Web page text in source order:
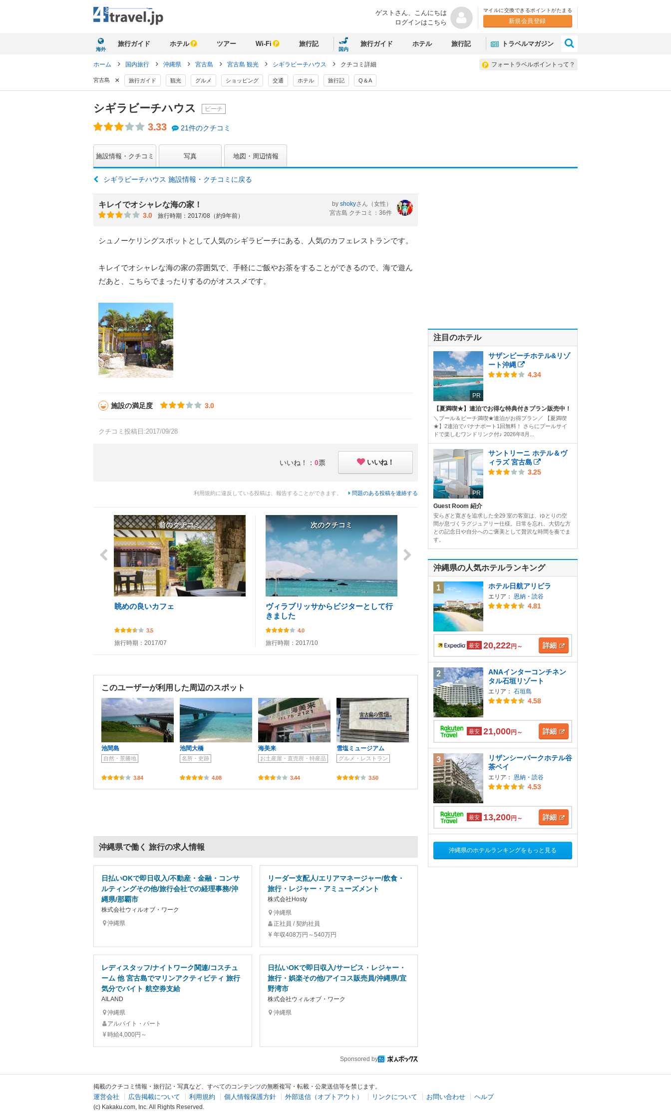
ゲストさん、 こんにちは
ログインはこちら
マイルに交換できるポイントがたまる
新規会員登録
海外
旅行ガイド ホテル ツアー Wi-Fi 旅行記
国内
旅行ガイド ホテル 旅行記 トラベルマガジン
フォートラベルポイントって？
ホーム 国内旅行 沖縄県 宮古島 宮古島 観光 シギラビーチハウス クチコミ詳細
宮古島 × 旅行ガイド 観光 グルメ ショッピング 交通 ホテル 旅行記 Q＆A
シギラビーチハウス ビーチ
3.33 21件のクチコミ
施設情報・クチコミ 写真 地図・周辺情報
シギラビーチハウス 施設情報・クチコミに戻る
キレイでオシャレな海の家！
3.0 旅行時期：2017/08（約9年前）
by shokyさん （女性）
宮古島 クチコミ：36件
シュノーケリングスポットとして人気のシギラビーチにある、人気のカフェレストランです。
キレイでオシャレな海の家の雰囲気で、手軽にご飯やお茶をすることができるので、海で遊ん
だあと、こちらでまったりするのがオススメです。
施設の満足度 3.0
クチコミ投稿日:2017/09/28
いいね！： 0票 いいね！
利用規約に違反している投稿は、報告することができます。 問題のある投稿を連絡する
前のクチコミ
眺めの良いカフェ
3.5
旅行時期：2017/07
次のクチコミ
ヴィラブリッサからビジターとして行
きました
4.0
旅行時期：2017/10
このユーザーが利用した周辺のスポット
池間島
自然・景勝地
3.84
池間大橋
名所・史跡
4.08
海美来
お土産屋・直売所・特産品
3.44
雪塩ミュージアム
グルメ・レストラン
3.50
沖縄県で働く 旅行の求人情報
日払いOKで即日収入/不動産・金融・コンサ
ルティングその他/旅行会社での経理事務/沖
縄県/那覇市
株式会社ウィルオブ・ワーク
沖縄県
リーダー支配人/エリアマネージャー/飲食・
旅行・レジャー・アミューズメント
株式会社Hosty
沖縄県
正社員 / 契約社員
年収408万円～540万円
レディスタッフ/ナイトワーク関連/コスチュ
ーム 他 宮古島でマリンアクティビティ 旅行
気分でバイト 航空券支給
AILAND
沖縄県
アルバイト・パート
時給4,000円～
日払いOKで即日収入/サービス・レジャー・
旅行・娯楽その他/アイコス販売員/沖縄県/宜
野湾市
株式会社ウィルオブ・ワーク
沖縄県
Sponsored by
注目のホテル
PR
サザンビーチホテル&リゾ
ート沖縄
4.34
【夏満喫★】連泊でお得な特典付きプラン販売中！
＼プール＆ビーチ満喫★連泊がお得プラン／ 【夏満喫
★】2連泊でバナナボート1回無料！ さらにプールサイ
ドで楽しむワンドリンク付♪ 2026年8月...
PR
サントリーニ ホテル＆ヴ
ィラズ 宮古島
3.25
Guest Room 紹介
安らぎと寛ぎを追求した全29 室の客室は、ゆとりの空
間が息づくラグジュアリー仕様。日常を忘れ、大切な方
との記念日や自分へのご褒美として贅沢な時間を奏でま
す。
沖縄県の人気ホテルランキング
1 ホテル日航アリビラ
エリア： 恩納・読谷
4.81
最安 20,222円～ 詳細
2
ANAインターコンチネン
タル石垣リゾート
エリア： 石垣島
4.58
最安 21,000円～ 詳細
3
リザンシーパークホテル谷
茶ベイ
エリア： 恩納・読谷
4.53
最安 13,200円～ 詳細
沖縄県のホテルランキングをもっと見る
掲載のクチコミ情報・旅行記・写真など、すべてのコンテンツの無断複写・転載・公衆送信等を禁じます。
運営会社 広告掲載について 利用規約 個人情報保護方針 外部送信（オプトアウト） リンクについて お問い合わせ ヘルプ
(c) Kakaku.com, Inc. All Rights Reserved.